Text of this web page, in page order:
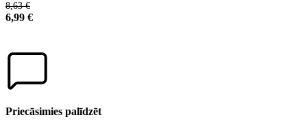
8,63 €
6,99 €
Priecāsimies palīdzēt